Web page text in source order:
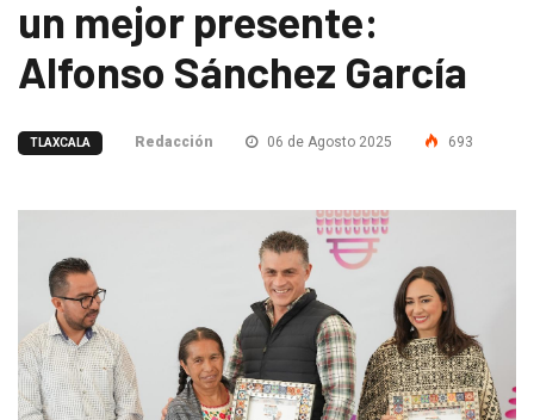
un mejor presente:
Alfonso Sánchez García
TLAXCALA Redacción 06 de Agosto 2025 693